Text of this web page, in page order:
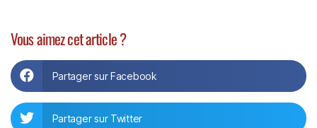
Vous aimez cet article ?
Partager sur Facebook
Partager sur Twitter